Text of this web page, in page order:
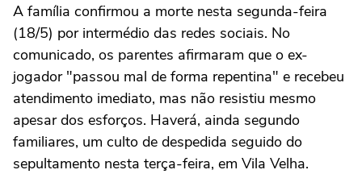
A família confirmou a morte nesta segunda-feira
(18/5) por intermédio das redes sociais. No
comunicado, os parentes afirmaram que o ex-
jogador "passou mal de forma repentina" e recebeu
atendimento imediato, mas não resistiu mesmo
apesar dos esforços. Haverá, ainda segundo
familiares, um culto de despedida seguido do
sepultamento nesta terça-feira, em Vila Velha.